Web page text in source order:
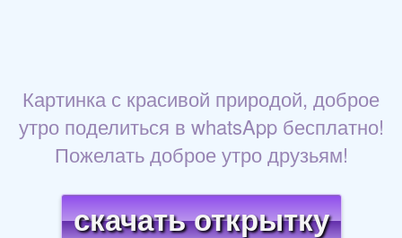
Картинка с красивой природой, доброе
утро поделиться в whatsApp бесплатно!
Пожелать доброе утро друзьям!
скачать открытку